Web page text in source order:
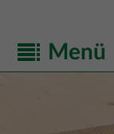
Menü